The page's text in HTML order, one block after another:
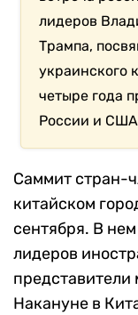
лидеров
Трампа,
украинского
четыре года
России и
Саммит стран-
китайском
сентября. В
лидеров
Накануне в